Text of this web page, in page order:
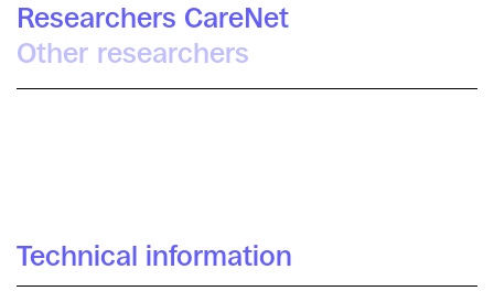
Researchers CareNet
Other researchers
Technical information